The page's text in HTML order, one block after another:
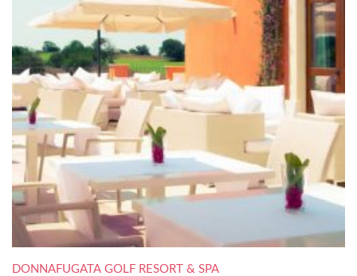
DONNAFUGATA GOLF RESORT & SPA